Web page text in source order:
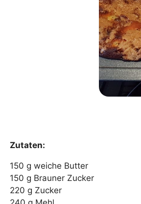
Zutaten:
150 g weiche Butter
150 g Brauner Zucker
220 g Zucker